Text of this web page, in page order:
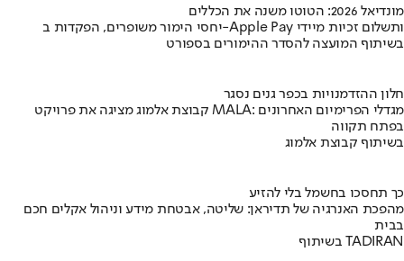
מונדיאל 2026: הטוטו משנה את הכללים
יחסי הימור משופרים, הפקדות ב-Apple Pay ותשלום זכיות מיידי
בשיתוף המועצה להסדר ההימורים בספורט
חלון ההזדמנויות בכפר גנים נסגר
קבוצת אלמוג מציגה את פרויקט MALA: מגדלי הפרימיום האחרונים
בפתח תקווה
בשיתוף קבוצת אלמוג
כך תחסכו בחשמל בלי להזיע
מהפכת האנרגיה של תדיראן: שליטה, אבטחת מידע וניהול אקלים חכם
בבית
בשיתוף TADIRAN